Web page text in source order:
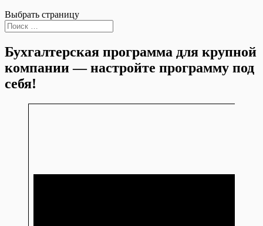
Выбрать страницу
Бухгалтерская программа для крупной
компании — настройте программу под
себя!